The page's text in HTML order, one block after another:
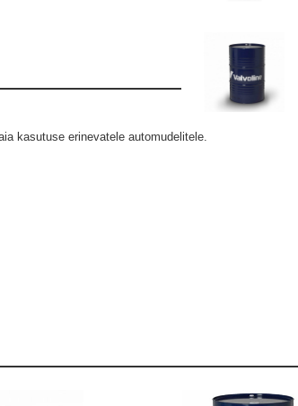
kasutuse erinevatele automudelitele.